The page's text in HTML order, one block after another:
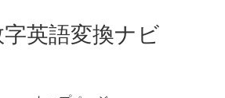
字英語変換ナビ